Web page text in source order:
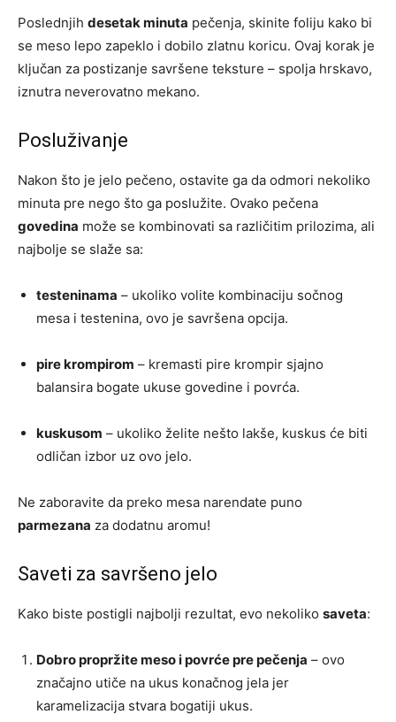
Poslednjih desetak minuta pečenja, skinite foliju kako bi
se meso lepo zapeklo i dobilo zlatnu koricu. Ovaj korak je
ključan za postizanje savršene teksture – spolja hrskavo,
iznutra neverovatno mekano.
Posluživanje
Nakon što je jelo pečeno, ostavite ga da odmori nekoliko
minuta pre nego što ga poslužite. Ovako pečena
govedina može se kombinovati sa različitim prilozima, ali
najbolje se slaže sa:
testeninama – ukoliko volite kombinaciju sočnog
mesa i testenina, ovo je savršena opcija.
pire krompirom – kremasti pire krompir sjajno
balansira bogate ukuse govedine i povrća.
kuskusom – ukoliko želite nešto lakše, kuskus će biti
odličan izbor uz ovo jelo.
Ne zaboravite da preko mesa narendate puno
parmezana za dodatnu aromu!
Saveti za savršeno jelo
Kako biste postigli najbolji rezultat, evo nekoliko saveta:
Dobro propržite meso i povrće pre pečenja – ovo
značajno utiče na ukus konačnog jela jer
karamelizacija stvara bogatiji ukus.